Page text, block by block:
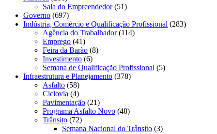
Sala do Empreendedor(51)
Governo (697)
Indústria, Comércio e Qualificação Profissional (283)
Agência do Trabalhador(114)
Emprego (41)
Feira da Barão (8)
Investimento (6)
Semana de Qualificação Profissional (5)
Infraestrutura e Planejamento (378)
Asfalto (58)
Ciclovia (4)
Pavimentação (21)
Programa Asfalto Novo (48)
Trânsito (72)
Semana Nacional do Trânsito (3)